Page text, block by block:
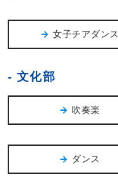
女子チアダンス
文化部
吹奏楽
ダンス